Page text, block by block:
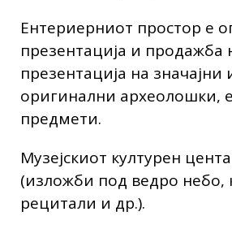
Ентериерниот простор е
презентација и продажба
презентација на
оригинални археолошки,
предмети.
Музејскиот културен
(изложби под ведро
рецитали и др.).